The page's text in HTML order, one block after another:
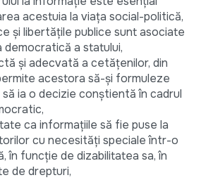
acestuia la viaţa social-politică,
şi libertăţile publice sunt asociate
a statului,
şi adecvată a cetăţenilor, din
acestora să-și formuleze
ia o decizie conștientă în cadrul
ca informaţiile să fie puse la
cu necesități speciale într-o
în funcție de dizabilitatea sa, în
de drepturi,